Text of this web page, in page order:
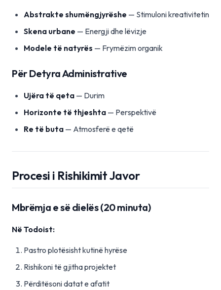
Abstrakte shumëngjyrëshe — Stimuloni kreativitetin
Skena urbane — Energji dhe lëvizje
Modele të natyrës — Frymëzim organik
Për Detyra Administrative
Ujëra të qeta — Durim
Horizonte të thjeshta — Perspektivë
Re të buta — Atmosferë e qetë
Procesi i Rishikimit Javor
Mbrëmja e së dielës (20 minuta)
Në Todoist:
Pastro plotësisht kutinë hyrëse
Rishikoni të gjitha projektet
Përditësoni datat e afatit